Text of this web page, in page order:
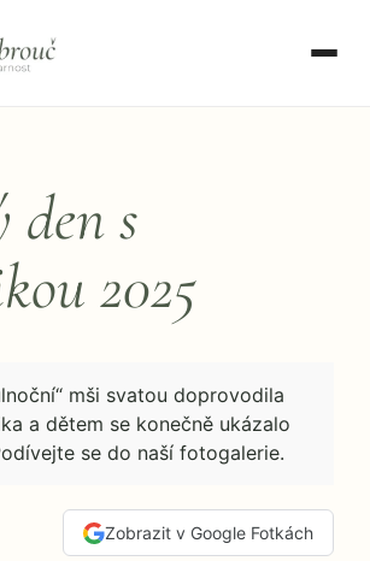
den s
2025
mši svatou doprovodila
a dětem se konečně ukázalo
se do naší fotogalerie.
Zobrazit v Google Fotkách